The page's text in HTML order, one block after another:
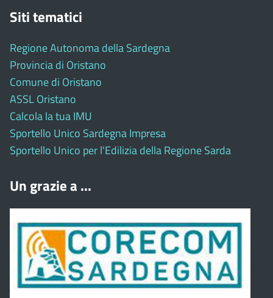
Siti tematici
Regione Autonoma della Sardegna
Provincia di Oristano
Comune di Oristano
ASSL Oristano
Calcola la tua IMU
Sportello Unico Sardegna Impresa
Sportello Unico per l'Edilizia della Regione Sarda
Un grazie a ...